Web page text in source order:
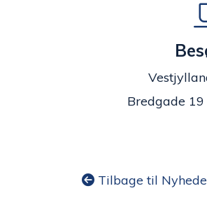
Bredgade
Tilbage til